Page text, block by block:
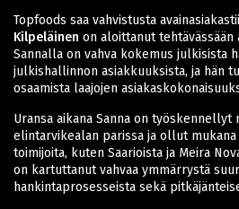
Topfoods saa vahvistusta
Kilpeläinen on aloittanut tehtävässään
Sannalla on vahva kokemus julkisista
julkishallinnon asiakkuuksista, ja hän
osaamista laajojen
Uransa aikana Sanna on työskennellyt
elintarvikealan parissa ja ollut
toimijoita, kuten Saarioista ja Meira
on kartuttanut vahvaa ymmärrystä
hankintaprosesseista sekä